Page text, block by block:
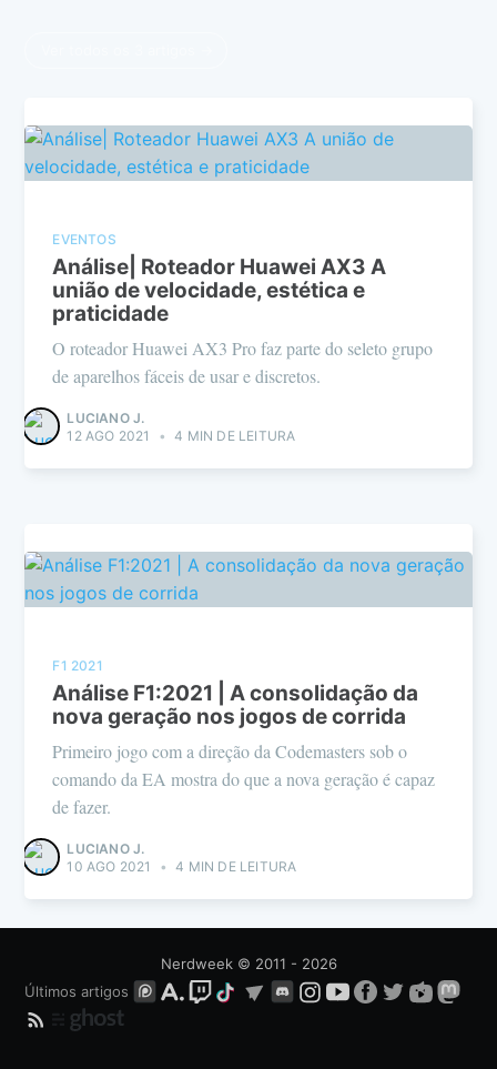
EVENTOS
Análise| Roteador Huawei AX3 A
união de velocidade, estética e
praticidade
O roteador Huawei AX3 Pro faz parte do seleto grupo
de aparelhos fáceis de usar e discretos.
LUCIANO J.
12 AGO 2021
• 4 MIN DE LEITURA
F1 2021
Análise F1:2021 | A consolidação da
nova geração nos jogos de corrida
Primeiro jogo com a direção da Codemasters sob o
comando da EA mostra do que a nova geração é capaz
de fazer.
LUCIANO J.
10 AGO 2021
• 4 MIN DE LEITURA
Nerdweek© 2011 - 2026
Últimos artigos